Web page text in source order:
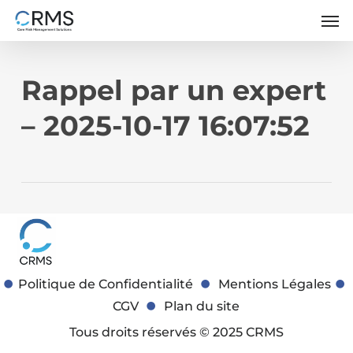
Skip
Rappel par un expert
– 2025-10-17 16:07:52
Politique de Confidentialité
Mentions Légales
CGV
Plan du site
Tous droits réservés © 2025 CRMS